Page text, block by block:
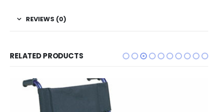
REVIEWS (0)
RELATED PRODUCTS